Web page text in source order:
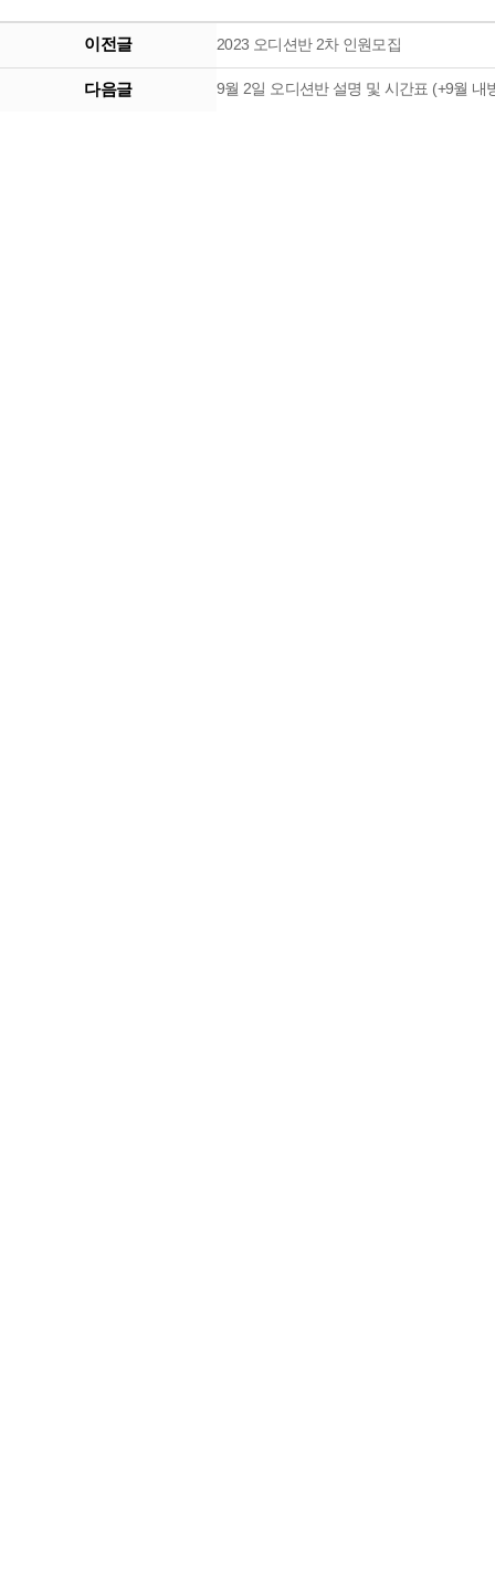
이전글 2023 오디션반 2차 인원모집
다음글 9월 2일 오디션반 설명 및 시간표 (+9월 내